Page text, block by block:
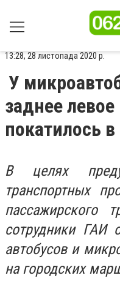
13:28, 28 листопада 2020 р.
У
заднее
покатилось в
В целях
транспортных
пассажирского
сотрудники ГАИ
автобусов и
на городских